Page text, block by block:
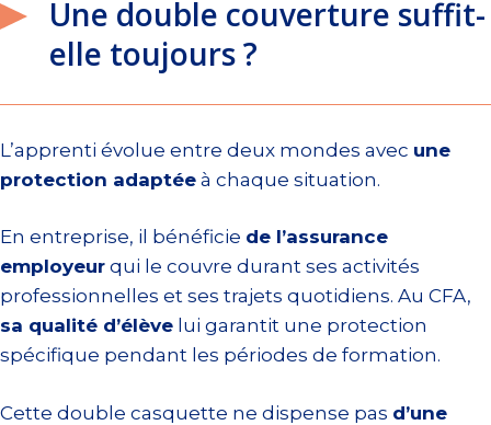
Une double couverture suffit-
elle toujours ?
L’apprenti évolue entre deux mondes avec une
protection adaptée à chaque situation.
En entreprise, il bénéficie de l’assurance
employeur qui le couvre durant ses activités
professionnelles et ses trajets quotidiens. Au CFA,
sa qualité d’élève lui garantit une protection
spécifique pendant les périodes de formation.
Cette double casquette ne dispense pas d’une